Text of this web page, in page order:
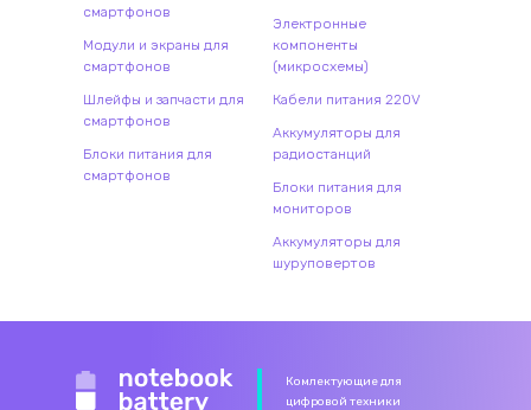
смартфонов
Модули и экраны для
смартфонов
Шлейфы и запчасти для
смартфонов
Блоки питания для
смартфонов
Электронные
компоненты
(микросхемы)
Кабели питания 220V
Аккумуляторы для
радиостанций
Блоки питания для
мониторов
Аккумуляторы для
шуруповертов
Комлектующие для
цифровой техники